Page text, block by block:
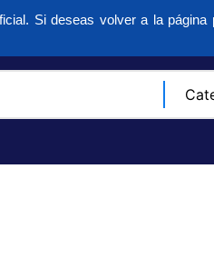
Si deseas volver a la página